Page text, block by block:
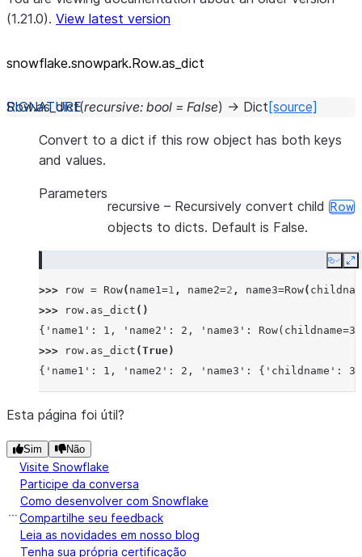
(1.21.0). View latest version
snowflake.snowpark.Row.as_ dict
Row.as_dict(recursive: bool = False) → Dict [source]
Convert to a dict if this row object has both keys
and values.
Parameters
recursive – Recursively convert child Row
objects to dicts. Default is False.
Copy
>>> row = Row( name1=1 , name2=2 , name3=Row(
>>>
row . as_dict ()
{'name1': 1, 'name2': 2, 'name3':
>>>
row . as_dict (True)
{'name1': 1, 'name2': 2, 'name3': {'childname':
Esta página foi útil?
Sim Não
Visite Snowflake
Participe da conversa
Como desenvolver com Snowflake
Compartilhe seu feedback
Leia as novidades em nosso blog
Tenha sua própria certificação